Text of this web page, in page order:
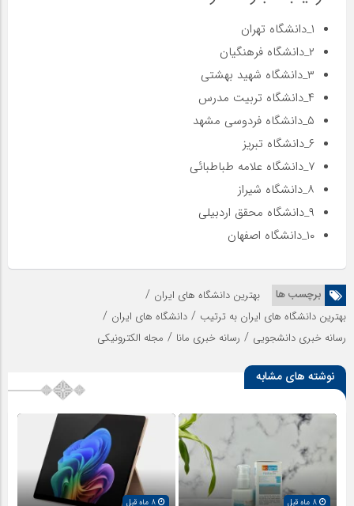
۱_دانشگاه تهران
۲_دانشگاه فرهنگیان
۳_دانشگاه شهید بهشتی
۴_دانشگاه تربیت مدرس
۵_دانشگاه فردوسی مشهد
۶_دانشگاه تبریز
۷_دانشگاه علامه طباطبائی
۸_دانشگاه شیراز
۹_دانشگاه محقق اردبیلی
۱۰_دانشگاه اصفهان
برچسب ها بهترین دانشگاه های ایران /
بهترین دانشگاه های ایران به ترتیب / دانشگاه های ایران /
رسانه خبری دانشجویی / رسانه خبری مانا / مجله الکترونیکی
نوشته های مشابه
8 ماه قبل